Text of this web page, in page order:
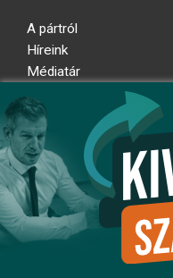
A pártról
Híreink
Médiatár
Adatkezelési nyilatkozat
Átláthatósági nyilatkozat
Ugrás az oldal tetejére
Kövessen minket!